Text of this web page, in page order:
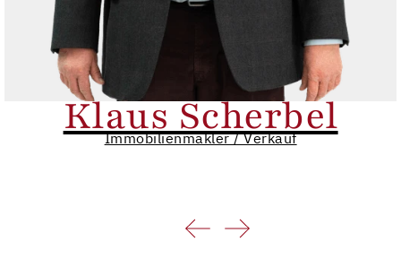
Klaus Scherbel
Immobilienmakler / Verkauf